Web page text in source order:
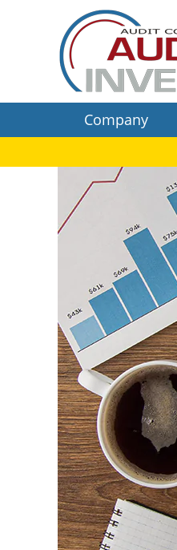
Company